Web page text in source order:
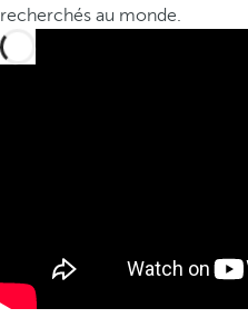
recherchés au monde.